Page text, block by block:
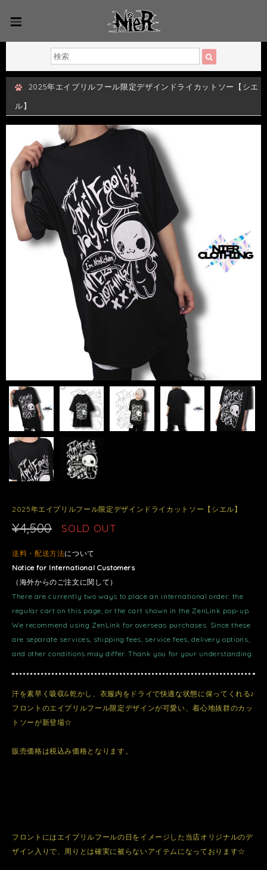
2025年エイプリルフール限定デザインドライカットソー【シエ
ル】
2025年エイプリルフール限定デザインドライカットソー【シエル】
¥4,500 SOLD OUT
送料・配送方法について
Notice for International Customers
（海外からのご注文に関して）
There are currently two ways to place an international order: the
regular cart on this page, or the cart shown in the ZenLink pop-up.
We recommend using ZenLink for overseas purchases. Since these
are separate services, shipping fees, service fees, delivery options,
and other conditions may differ. Thank you for your understanding.
汗を素早く吸収&乾かし、衣服内をドライで快適な状態に保ってくれる♪
フロントのエイプリルフール限定デザインが可愛い、着心地抜群のカッ
トソーが新登場☆
販売価格は税込み価格となります。
フロントにはエイプリルフールの日をイメージした当店オリジナルのデ
ザイン入りで、周りとは確実に被らないアイテムになっております☆